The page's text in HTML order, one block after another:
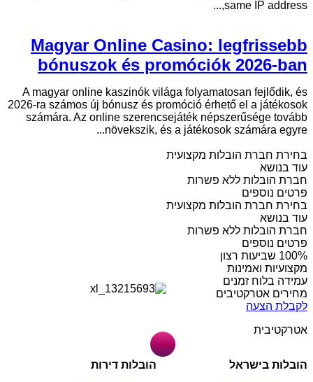
same IP address,...
Magyar Online Casino: legfrissebb
bónuszok és promóciók 2026-ban
A magyar online kaszinók világa folyamatosan fejlődik, és
2026-ra számos új bónusz és promóció érhető el a játékosok
számára. Az online szerencsejáték népszerűsége tovább
növekszik, és a játékosok számára egyre...
בחירת חברת הובלות מקצועית
עוד בנושא
חברת הובלות ללא פשרות
פרטים נוספים
בחירת חברת הובלות מקצועית
עוד בנושא
חברת הובלות ללא פשרות
פרטים נוספים
מקצועיות ואמינות
עמידה בלוח זמנים
מחירים אטרקטיבים
לקבלת הצעה
אטרקטיבית
הובלות בישראל
הובלות דירות